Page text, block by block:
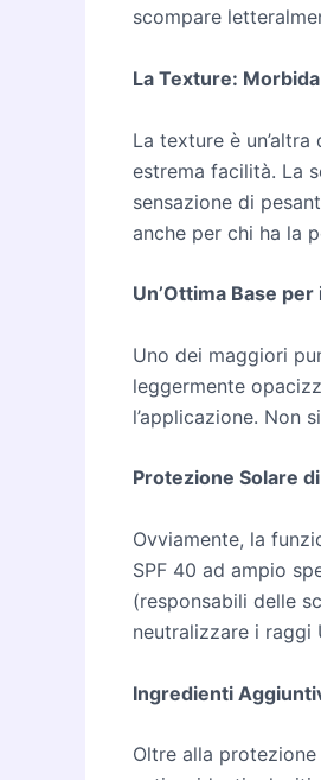
scompare
La Texture:
La texture è
estrema facilità. La
sensazione di
anche per chi ha la
Un’Ottima Base
Uno dei maggiori
leggermente
l’applicazione. Non
Protezione Solare
Ovviamente, la
SPF 40 ad ampio
(responsabili delle
neutralizzare i raggi
Ingredienti
Oltre alla